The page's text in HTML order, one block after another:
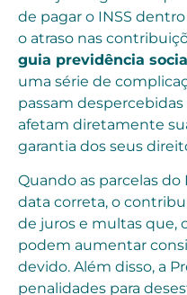
de pagar o INSS
o atraso nas
guia previdência
uma série de
passam
afetam diretamente
garantia dos seus
Quando as parcelas do
data correta, o
de juros e multas que,
podem aumentar
devido. Além disso, a
penalidades para